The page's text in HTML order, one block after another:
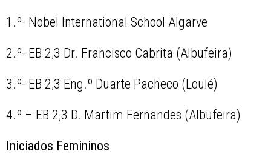
1.º- Nobel International School Algarve
2.º- EB 2,3 Dr. Francisco Cabrita (Albufeira)
3.º- EB 2,3 Eng.º Duarte Pacheco (Loulé)
4.º – EB 2,3 D. Martim Fernandes (Albufeira)
Iniciados Femininos